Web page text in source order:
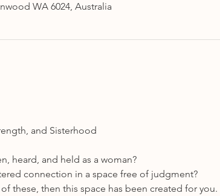
WA 6024, Australia
and Sisterhood
heard, and held as a woman?
connection in a space free of judgment?
these, then this space has been created for you.